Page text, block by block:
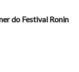
do Festival Ronin